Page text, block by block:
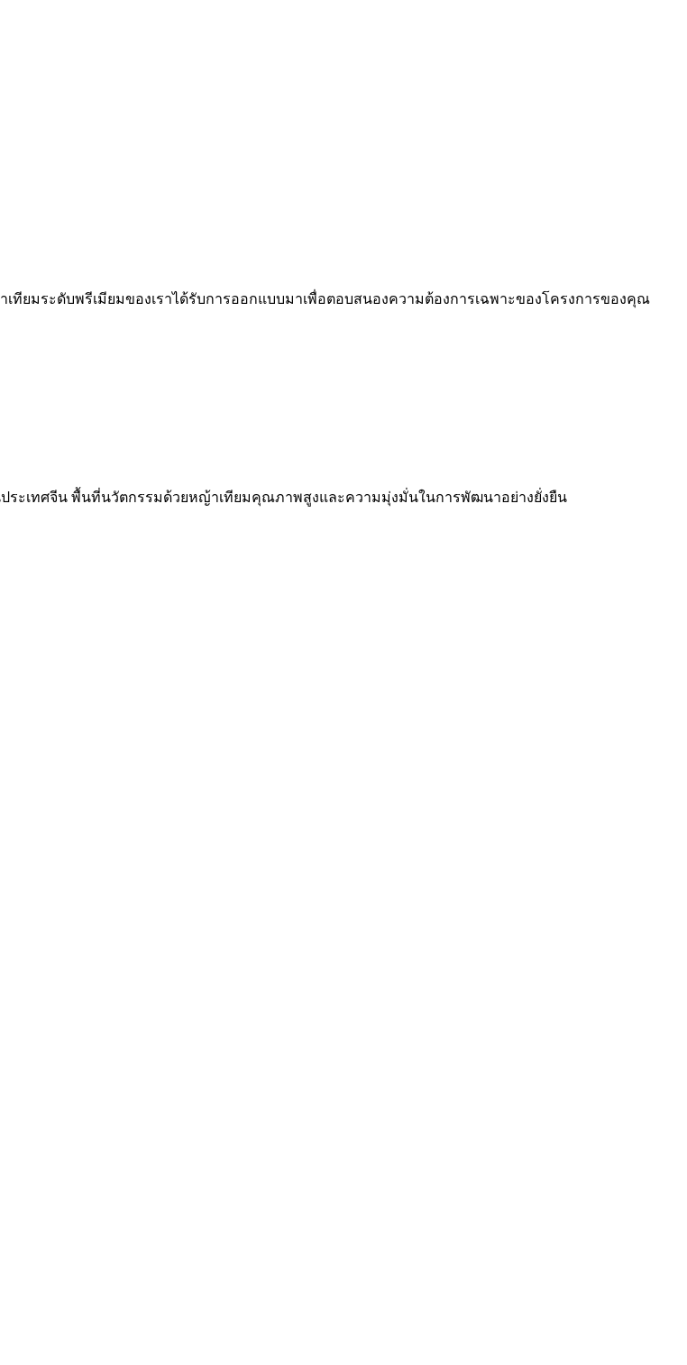
ยมระดับพรีเมียมของเราได้รับการออกแบบมาเพื่อตอบสนองความต้องการเฉพาะของโครงการของคุณ
ระเทศจีน พื้นที่นวัตกรรมด้วยหญ้าเทียมคุณภาพสูงและความมุ่งมั่นในการพัฒนาอย่างยั่งยืน